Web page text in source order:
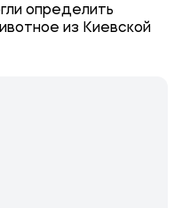
определить
из Киевской